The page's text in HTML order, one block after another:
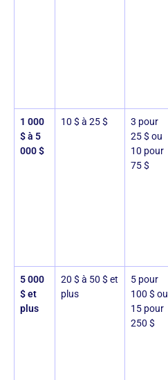
1 000
$ à 5
000 $
10 $ à 25 $
3 pour
25 $ ou
10 pour
75 $
5 000
$ et
plus
20 $ à 50 $ et
plus
5 pour
100 $ ou
15 pour
250 $